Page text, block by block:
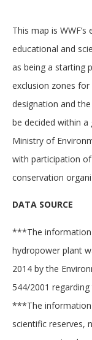
This map is
educational and
as being a starting
exclusion zones
designation and
be decided within
Ministry of
with participation
conservation
DATA SOURCE
***The information
hydropower plant
2014 by the
544/2001
***The information
scientific reserves,